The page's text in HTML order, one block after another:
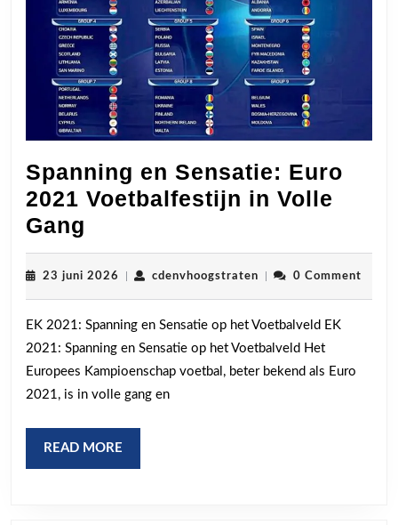
Spanning en Sensatie: Euro
2021 Voetbalfestijn in Volle
Gang
en
Sensatie:
Euro
2021
Voetbalfestijn
Gang
23 juni 2026 cdenvhoogstratencdenvhoogstraten
0 Comment
EK 2021: Spanning en Sensatie op het Voetbalveld EK
2021: Spanning en Sensatie op het Voetbalveld Het
Europees Kampioenschap voetbal, beter bekend als Euro
2021, is in volle gang en
READ MORE
MORE